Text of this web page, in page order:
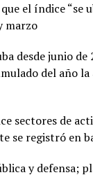
el índice “se
marzo
desde junio de
del año
sectores de
se registró en
y defensa;